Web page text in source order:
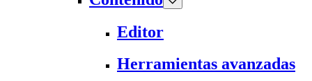
Editor
Herramientas avanzadas